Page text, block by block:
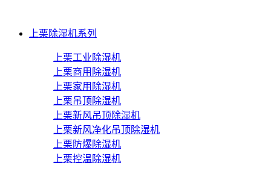
上栗除湿机系列
上栗工业除湿机
上栗商用除湿机
上栗家用除湿机
上栗吊顶除湿机
上栗新风吊顶除湿机
上栗新风净化吊顶除湿机
上栗防爆除湿机
上栗控温除湿机